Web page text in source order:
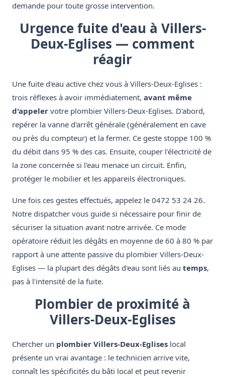
demande pour toute grosse intervention.
Urgence fuite d'eau à Villers-
Deux-Eglises — comment
réagir
Une fuite d'eau active chez vous à Villers-Deux-Eglises :
trois réflexes à avoir immédiatement, avant même
d'appeler votre plombier Villers-Deux-Eglises. D'abord,
repérer la vanne d'arrêt générale (généralement en cave
ou près du compteur) et la fermer. Ce geste stoppe 100 %
du débit dans 95 % des cas. Ensuite, couper l'électricité de
la zone concernée si l'eau menace un circuit. Enfin,
protéger le mobilier et les appareils électroniques.
Une fois ces gestes effectués, appelez le 0472 53 24 26.
Notre dispatcher vous guide si nécessaire pour finir de
sécuriser la situation avant notre arrivée. Ce mode
opératoire réduit les dégâts en moyenne de 60 à 80 % par
rapport à une attente passive du plombier Villers-Deux-
Eglises — la plupart des dégâts d'eau sont liés au temps,
pas à l'intensité de la fuite.
Plombier de proximité à
Villers-Deux-Eglises
Chercher un plombier Villers-Deux-Eglises local
présente un vrai avantage : le technicien arrive vite,
connaît les spécificités du bâti local et peut revenir